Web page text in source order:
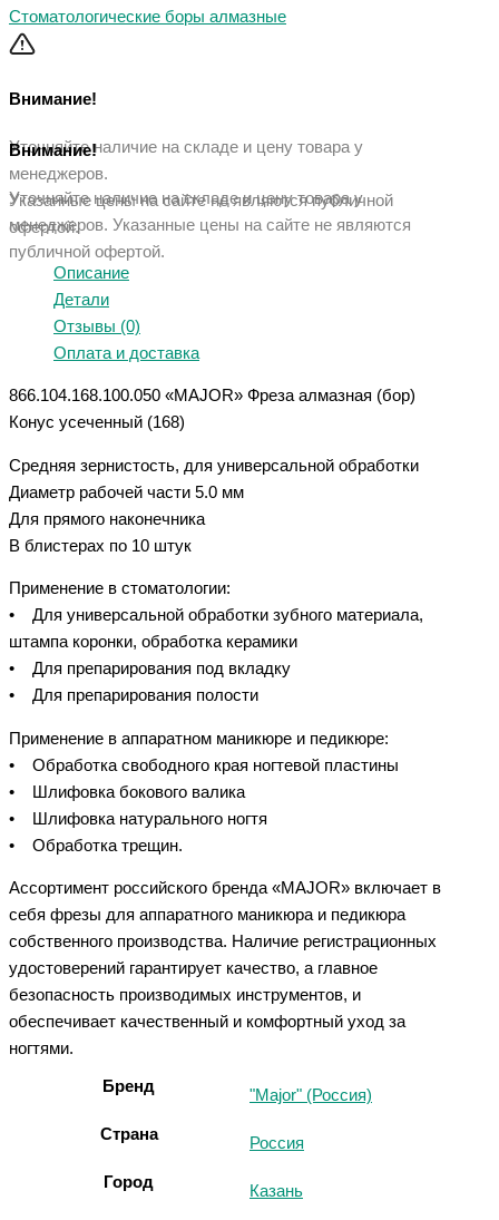
Стоматологические боры алмазные
Внимание!
Уточняйте наличие на складе и цену товара у
менеджеров.
Указанные цены на сайте не являются публичной
офертой.
Внимание!
Уточняйте наличие на складе и цену товара у
менеджеров. Указанные цены на сайте не являются
публичной офертой.
Описание
Детали
Отзывы (0)
Оплата и доставка
866.104.168.100.050 «MAJOR» Фреза алмазная (бор)
Конус усеченный (168)
Средняя зернистость, для универсальной обработки
Диаметр рабочей части 5.0 мм
Для прямого наконечника
В блистерах по 10 штук
Применение в стоматологии:
• Для универсальной обработки зубного материала,
штампа коронки, обработка керамики
• Для препарирования под вкладку
• Для препарирования полости
Применение в аппаратном маникюре и педикюре:
• Обработка свободного края ногтевой пластины
• Шлифовка бокового валика
• Шлифовка натурального ногтя
• Обработка трещин.
Ассортимент российского бренда «MAJOR» включает в
себя фрезы для аппаратного маникюра и педикюра
собственного производства. Наличие регистрационных
удостоверений гарантирует качество, а главное
безопасность производимых инструментов, и
обеспечивает качественный и комфортный уход за
ногтями.
Бренд "Major" (Россия)
Страна Россия
Город Казань